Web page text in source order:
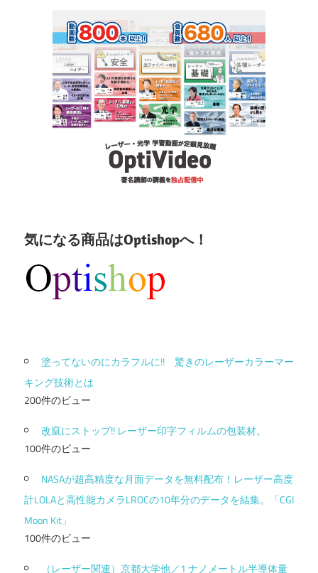
気になる商品はOptishopへ！
塗ってないのにカラフルに!! 驚きのレーザーカラーマー
キング技術とは
200件のビュー
改竄にストップ!! レーザー印字フィルムの包装材。
100件のビュー
NASAが超高精度な月面データを無料配布！レーザー高度
計LOLAと高性能カメラLROCの10年分のデータを結集。「CGI
Moon Kit」
100件のビュー
（レーザー関連）京都大学他／1 ナノメートル半導体量